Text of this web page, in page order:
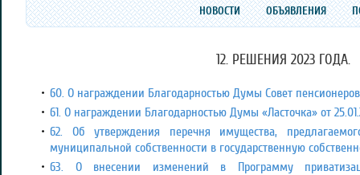
НОВОСТИ ОБЪЯВЛЕНИЯ
12. РЕШЕНИЯ 2023 ГОДА.
60. О награждении Благодарностью Думы Совет пенсионеров
61. О награждении Благодарностью Думы «Ласточка» от
62. Об утверждения перечня имущества,
муниципальной собственности в государственную
63. О внесении изменений в Программу